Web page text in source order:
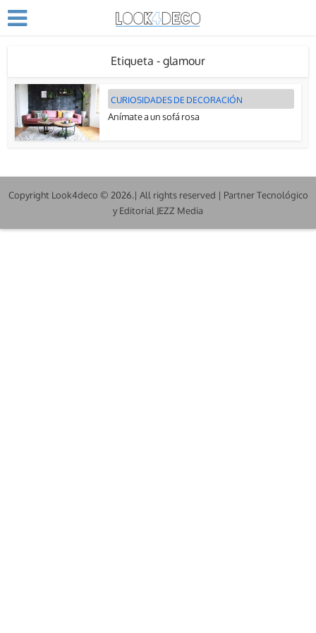
Etiqueta - glamour
CURIOSIDADES DE DECORACIÓN
Anímate a un sofá rosa
Copyright Look4deco © 2026.| All rights reserved | Partner Tecnológico
y Editorial JEZZ Media